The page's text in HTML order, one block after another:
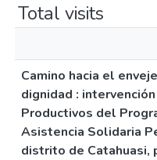
Total visits
Camino hacia el
dignidad :
Productivos del
Asistencia Solidaria
distrito de Catahuasi,